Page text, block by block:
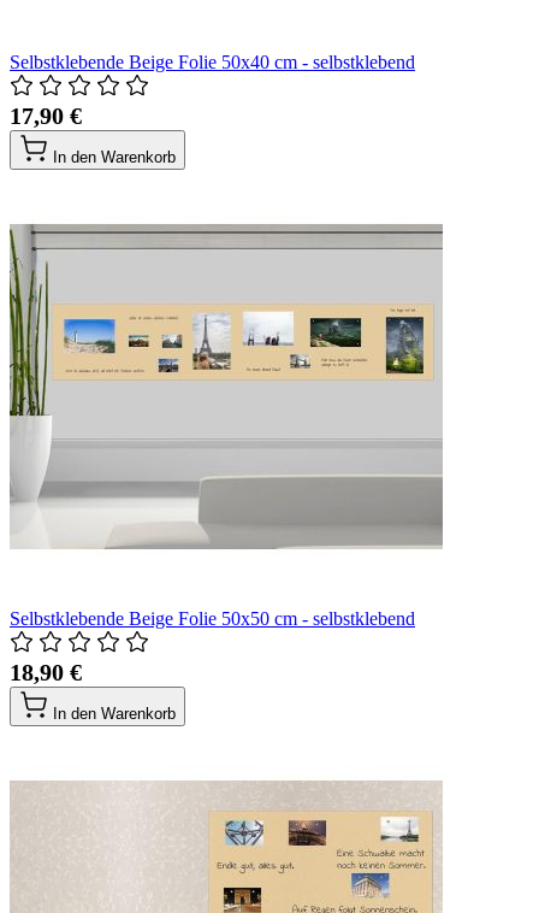
Selbstklebende Beige Folie 50x40 cm - selbstklebend
17,90 €
In den Warenkorb
Selbstklebende Beige Folie 50x50 cm - selbstklebend
18,90 €
In den Warenkorb